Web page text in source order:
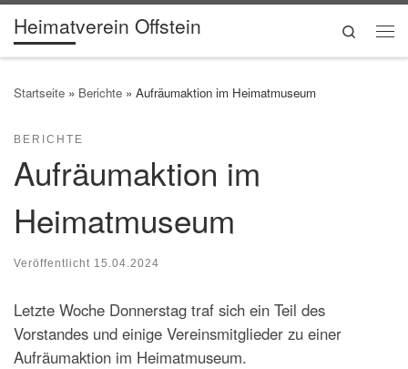
Zum Inhalt springen
Heimatverein Offstein
Search
Startseite » Berichte » Aufräumaktion im Heimatmuseum
BERICHTE
Aufräumaktion im
Heimatmuseum
Veröffentlicht 15.04.2024
Letzte Woche Donnerstag traf sich ein Teil des
Vorstandes und einige Vereinsmitglieder zu einer
Aufräumaktion im Heimatmuseum.